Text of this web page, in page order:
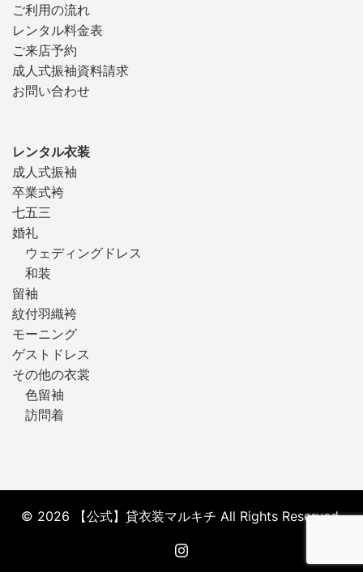
ご利用の流れ
レンタル料金表
ご来店予約
成人式振袖資料請求
お問い合わせ
レンタル衣装
成人式振袖
卒業式袴
七五三
婚礼
ウェディングドレス
和装
留袖
紋付羽織袴
モーニング
ゲストドレス
その他の衣裳
色留袖
訪問着
© 2026 【公式】貸衣装マルキチ All Rights Reserved.